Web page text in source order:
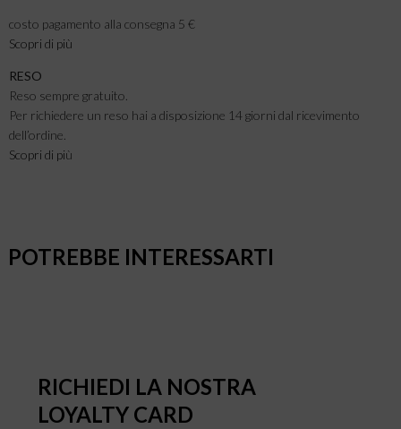
costo pagamento alla consegna 5 €
Scopri di più
RESO
Reso sempre gratuito.
Per richiedere un reso hai a disposizione 14 giorni dal ricevimento
dell’ordine.
Scopri di più
POTREBBE INTERESSARTI
RICHIEDI LA NOSTRA
LOYALTY CARD